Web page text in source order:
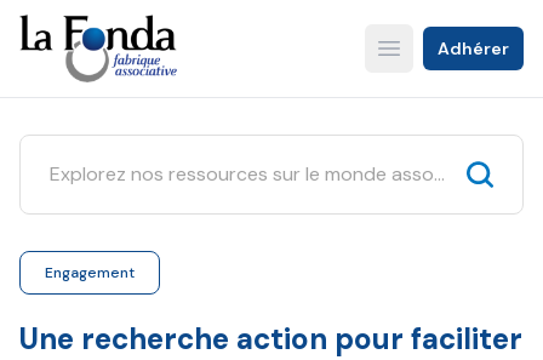
Aller
au
contenu
principal
Open main menu
Adhérer
Engagement
Une recherche action pour faciliter